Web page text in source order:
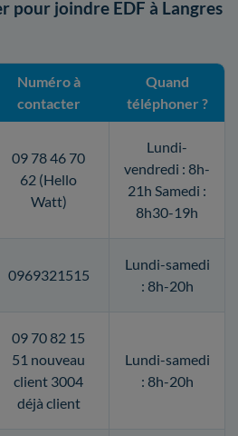
pour joindre EDF à Langres
Numéro à
contacter
Quand
téléphoner ?
09 78 46 70
62 (Hello
Watt)
Lundi-
vendredi : 8h-
21h Samedi :
8h30-19h
0969321515
Lundi-samedi
: 8h-20h
09 70 82 15
51 nouveau
client 3004
déjà client
Lundi-samedi
: 8h-20h